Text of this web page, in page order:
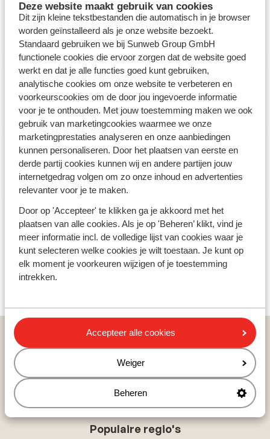
Deze website maakt gebruik van cookies
Dit zijn kleine tekstbestanden die automatisch in je browser
worden geïnstalleerd als je onze website bezoekt.
Standaard gebruiken we bij Sunweb Group GmbH
functionele cookies die ervoor zorgen dat de website goed
werkt en dat je alle functies goed kunt gebruiken,
analytische cookies om onze website te verbeteren en
voorkeurscookies om de door jou ingevoerde informatie
voor je te onthouden. Met jouw toestemming maken we ook
gebruik van marketingcookies waarmee we onze
marketingprestaties analyseren en onze aanbiedingen
kunnen personaliseren. Door het plaatsen van eerste en
derde partij cookies kunnen wij en andere partijen jouw
internetgedrag volgen om zo onze inhoud en advertenties
relevanter voor je te maken.
Door op 'Accepteer' te klikken ga je akkoord met het
plaatsen van alle cookies. Als je op 'Beheren’ klikt, vind je
meer informatie incl. de volledige lijst van cookies waar je
kunt selecteren welke cookies je wilt toestaan. Je kunt op
elk moment je voorkeuren wijzigen of je toestemming
intrekken.
Accepteer alle cookies
Weiger
Beheren
Overwinteren Benidorm
Overwinteren Costa
Blanca
Overwinteren Costa del
Sol
Populaire landen
Spanje
Griekenland
Portugal
Populaire regio's